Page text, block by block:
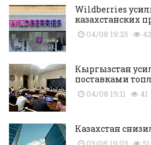
Wildberries
казахстанских
04/08 19:25 42
Кыргызстан
поставками
04/08 19:11 41
Казахстан